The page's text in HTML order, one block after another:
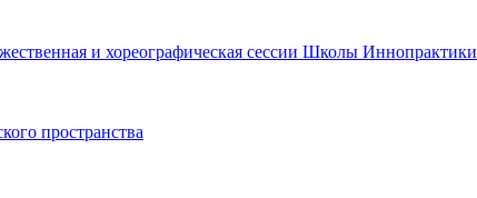
и хореографическая сессии Школы Иннопрактики
пространства